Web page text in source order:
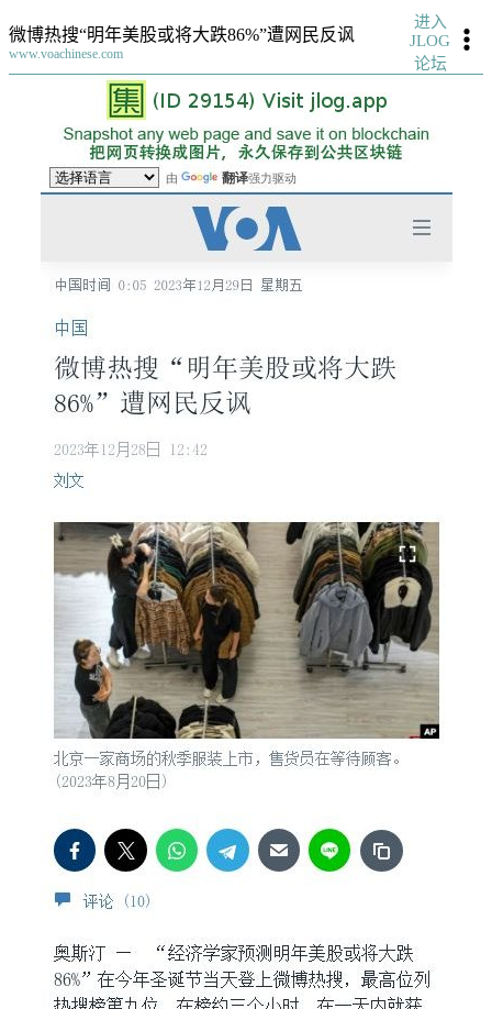
微博热搜“明年美股或将大跌86%”遭网民反讽
www.voachinese.com
进入
JLOG
论坛